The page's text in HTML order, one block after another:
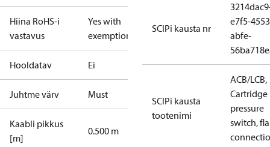
Hiina RoHS-i
vastavus
Yes with
exemptions
Hooldatav Ei
Juhtme värv Must
Kaabli pikkus
[m]
0.500 m
SCIPi kausta nr
e7f5-
abfe-
SCIPi kausta
tootenimi
ACB/LCB,
Cartridge
pressure
switch,